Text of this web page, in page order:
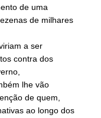
de uma
de milhares
a ser
contra dos
lhe vão
de quem,
ao longo dos